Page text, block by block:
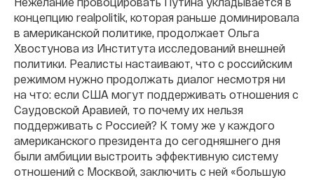
концепцию realpolitik, которая раньше доминировала
в американской политике, продолжает Ольга
Хвостунова из Института исследований внешней
политики. Реалисты настаивают, что с российским
режимом нужно продолжать диалог несмотря ни
на что: если США могут поддерживать отношения с
Саудовской Аравией, то почему их нельзя
поддерживать с Россией? К тому же у каждого
американского президента до сегодняшнего дня
были амбиции выстроить эффективную систему
отношений с Москвой, заключить с ней «большую